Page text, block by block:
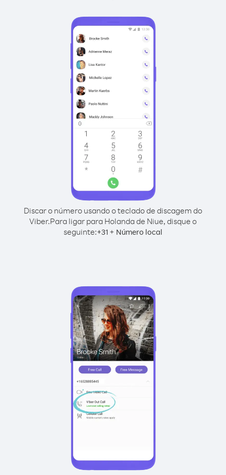
Discar o número usando o teclado de discagem do
Viber.Para ligar para Holanda de Niue, disque o
seguinte:+31 + Número local